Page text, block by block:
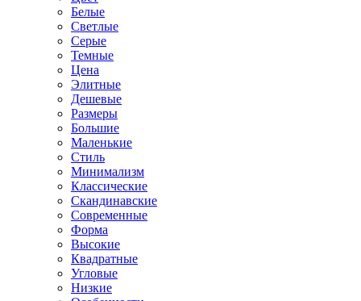
Белые
Светлые
Серые
Темные
Цена
Элитные
Дешевые
Размеры
Большие
Маленькие
Стиль
Минимализм
Классические
Скандинавские
Современные
Форма
Высокие
Квадратные
Угловые
Низкие